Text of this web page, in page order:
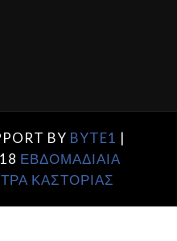
BY BYTE1 |
ΕΒΔΟΜΑΔΙΑΙΑ
ΚΑΣΤΟΡΙΑΣ